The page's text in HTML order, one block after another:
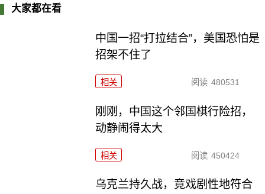
大家都在看
中国一招“打拉结合”，美国恐怕是
招架不住了
相关 阅读 480531
刚刚，中国这个邻国棋行险招，
动静闹得太大
相关 阅读 450424
乌克兰持久战，竟戏剧性地符合